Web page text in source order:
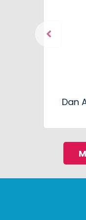
Dan